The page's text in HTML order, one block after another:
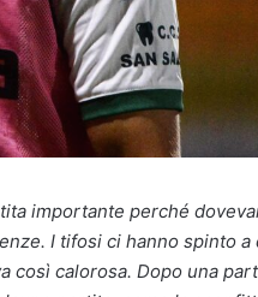
importante perché
I tifosi ci hanno spinto a
così calorosa. Dopo una